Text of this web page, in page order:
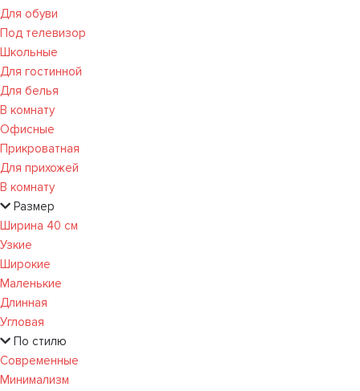
Для обуви
Под телевизор
Школьные
Для гостинной
Для белья
В комнату
Офисные
Прикроватная
Для прихожей
В комнату
Размер
Ширина 40 см
Узкие
Широкие
Маленькие
Длинная
Угловая
По стилю
Современные
Минимализм